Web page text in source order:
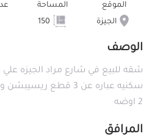
الموقع
الجيزة
المساحة
الوصف
شقه للبيع في شارع مراد الجيزه
2 اوضه
المرافق